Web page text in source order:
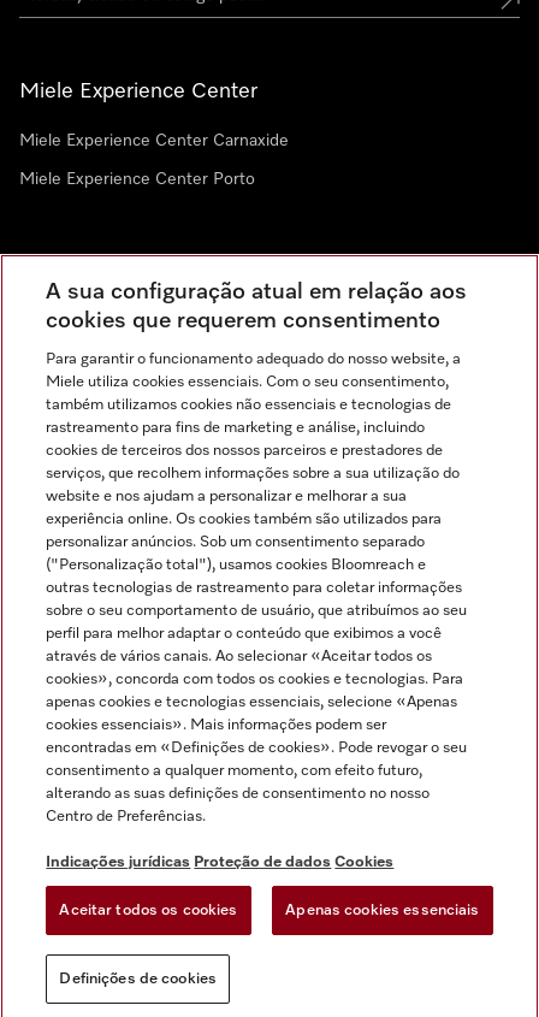
Miele Experience Center
Miele Experience Center Carnaxide
Miele Experience Center Porto
Indicações jurídicas
Condições gerais
Proteção de dados
Condições de utilização
Canal de Ética
Formulário de livre resolução
Miele no Instagram
Miele no Facebook
Miele no Youtube
A sua configuração atual em relação aos
cookies que requerem consentimento
Para garantir o funcionamento adequado do nosso website, a
Miele utiliza cookies essenciais. Com o seu consentimento,
também utilizamos cookies não essenciais e tecnologias de
rastreamento para fins de marketing e análise, incluindo
cookies de terceiros dos nossos parceiros e prestadores de
serviços, que recolhem informações sobre a sua utilização do
website e nos ajudam a personalizar e melhorar a sua
experiência online. Os cookies também são utilizados para
personalizar anúncios. Sob um consentimento separado
("Personalização total"), usamos cookies Bloomreach e
outras tecnologias de rastreamento para coletar informações
sobre o seu comportamento de usuário, que atribuímos ao seu
perfil para melhor adaptar o conteúdo que exibimos a você
através de vários canais. Ao selecionar «Aceitar todos os
cookies», concorda com todos os cookies e tecnologias. Para
apenas cookies e tecnologias essenciais, selecione «Apenas
cookies essenciais». Mais informações podem ser
encontradas em «Definições de cookies». Pode revogar o seu
consentimento a qualquer momento, com efeito futuro,
alterando as suas definições de consentimento no nosso
Centro de Preferências.
Indicações jurídicas Proteção de dados Cookies
Aceitar todos os cookies Apenas cookies essenciais
Definições de cookies